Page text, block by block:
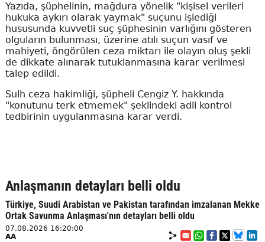
Yazıda, şüphelinin, mağdura yönelik "kişisel verileri
hukuka aykırı olarak yaymak" suçunu işlediği
hususunda kuvvetli suç şüphesinin varlığını gösteren
olguların bulunması, üzerine atılı suçun vasıf ve
mahiyeti, öngörülen ceza miktarı ile olayın oluş şekli
de dikkate alınarak tutuklanmasına karar verilmesi
talep edildi.
Sulh ceza hakimliği, şüpheli Cengiz Y. hakkında
"konutunu terk etmemek" şeklindeki adli kontrol
tedbirinin uygulanmasına karar verdi.
Anlaşmanın detayları belli oldu
Türkiye, Suudi Arabistan ve Pakistan tarafından imzalanan Mekke
Ortak Savunma Anlaşması'nın detayları belli oldu
07.08.2026 16:20:00
AA